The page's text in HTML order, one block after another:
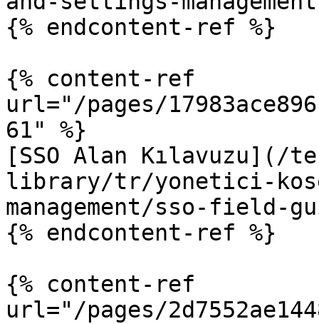
{% endcontent-ref %}
{% content-ref
url="/pages/
61" %}
[SSO Alan Kılavuzu](/
library/tr/yonetici-
management/sso-field-
{% endcontent-ref %}
{% content-ref
url="/pages/